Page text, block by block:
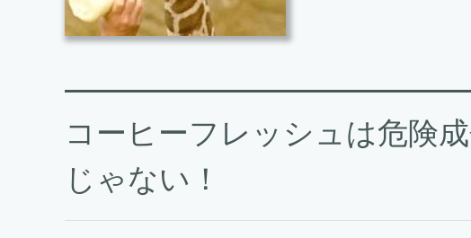
コーヒーフレッシュは危険
じゃない！